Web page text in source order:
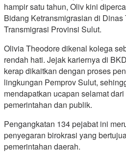
hampir satu tahun, Oliv kini
Bidang Ketransmigrasian di Dinas
Transmigrasi Provinsi Sulut.
Olivia Theodore dikenal kolega
rendah hati. Jejak kariernya di
kerap dikaitkan dengan proses
lingkungan Pemprov Sulut,
mendapatkan ucapan selamat
pemerintahan dan publik.
Pengangkatan 134 pejabat ini
penyegaran birokrasi yang
pemerintahan daerah.